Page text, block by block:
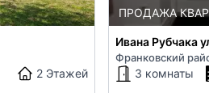
2 Этажей
ПРОДАЖА
Ивана Рубчака
Франковский
3 комнаты